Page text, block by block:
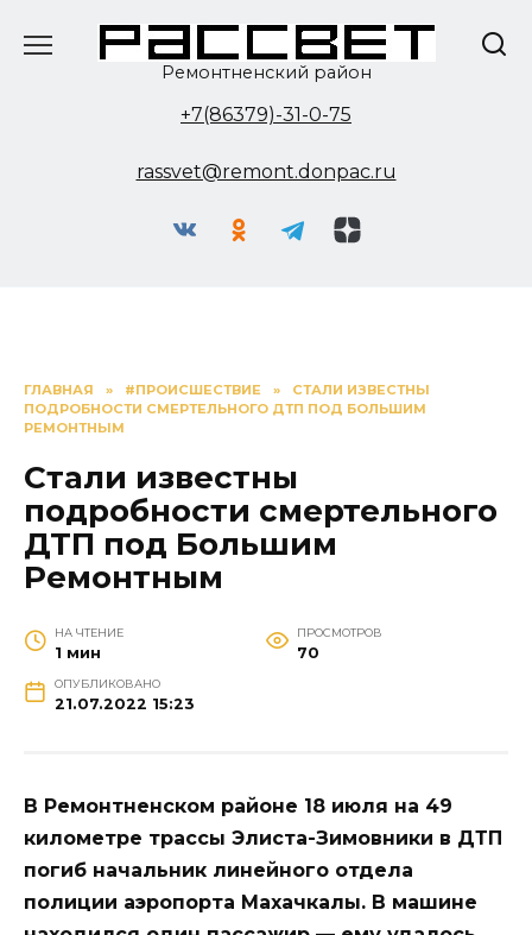
Ремонтненский район
+7(86379)-31-0-75
rassvet@remont.donpac.ru
ГЛАВНАЯ » #ПРОИСШЕСТВИЕ »
СТАЛИ ИЗВЕСТНЫ
ПОДРОБНОСТИ СМЕРТЕЛЬНОГО ДТП ПОД БОЛЬШИМ
РЕМОНТНЫМ
Стали известны
подробности смертельного
ДТП под Большим
Ремонтным
НА ЧТЕНИЕ
1 мин
ПРОСМОТРОВ
70
ОПУБЛИКОВАНО
21.07.2022 15:23
В Ремонтненском районе 18 июля на 49
километре трассы Элиста-Зимовники в ДТП
погиб начальник линейного отдела
полиции аэропорта Махачкалы. В машине